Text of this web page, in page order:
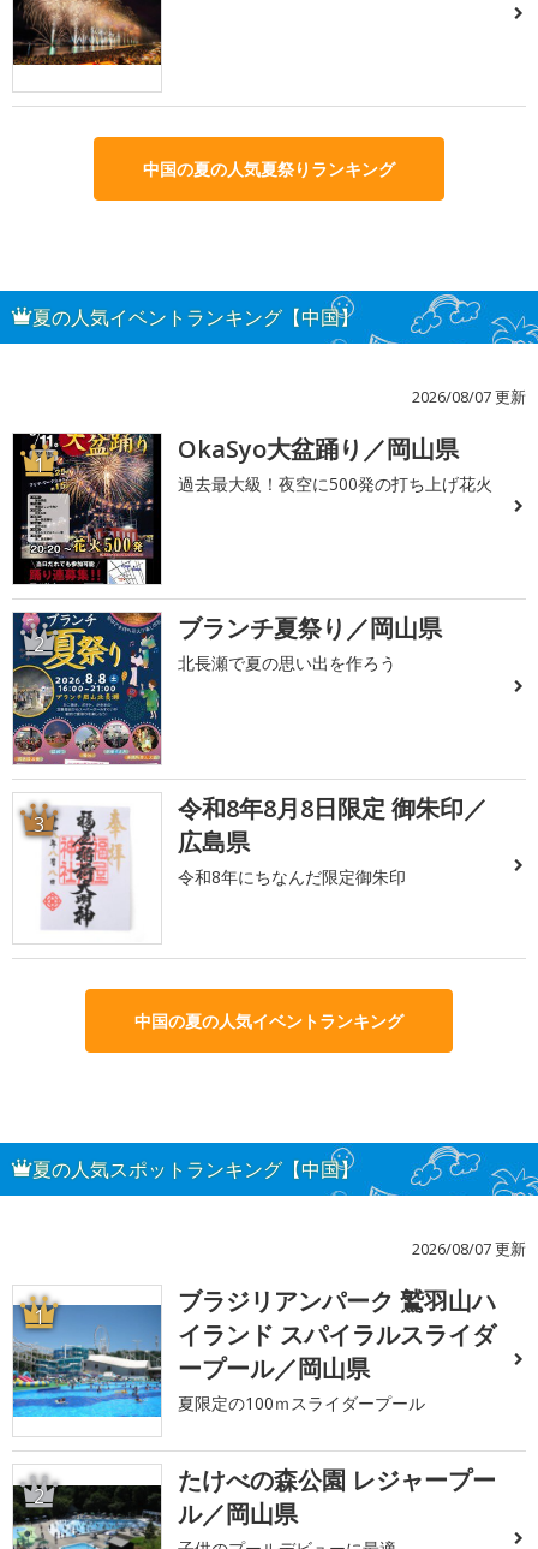
中国の夏の人気夏祭りランキング
夏の人気イベントランキング【中国】
2026/08/07 更新
1 OkaSyo大盆踊り／岡山県
過去最大級！夜空に500発の打ち上げ花火
2 ブランチ夏祭り／岡山県
北長瀬で夏の思い出を作ろう
3
令和8年8月8日限定 御朱印／
広島県
令和8年にちなんだ限定御朱印
中国の夏の人気イベントランキング
夏の人気スポットランキング【中国】
2026/08/07 更新
1
ブラジリアンパーク 鷲羽山ハ
イランド スパイラルスライダ
ープール／岡山県
夏限定の100ｍスライダープール
2
たけべの森公園 レジャープー
ル／岡山県